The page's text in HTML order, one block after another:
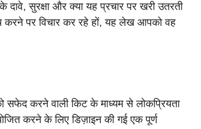
दावे, सुरक्षा और क्या यह प्रचार पर खरी उतरती
करने पर विचार कर रहे हों, यह लेख आपको वह
करने वाली किट के माध्यम से लोकप्रियता
करने के लिए डिज़ाइन की गई एक पूर्ण